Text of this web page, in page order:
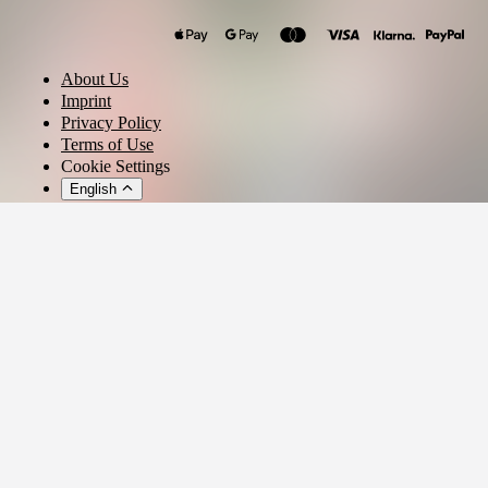
About Us
Imprint
Privacy Policy
Terms of Use
Cookie Settings
English